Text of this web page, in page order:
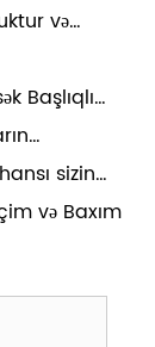
və
Başlıqlı
Qeydlər
sizin
və Baxım